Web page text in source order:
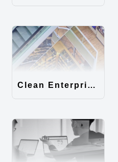
Clean Enterprise主题汉化包